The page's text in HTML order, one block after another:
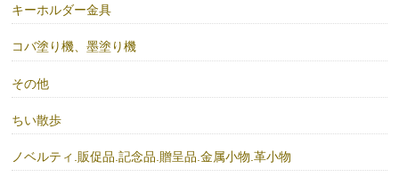
キーホルダー金具
コバ塗り機、墨塗り機
その他
ちい散歩
ノベルティ.販促品.記念品.贈呈品.金属小物.革小物